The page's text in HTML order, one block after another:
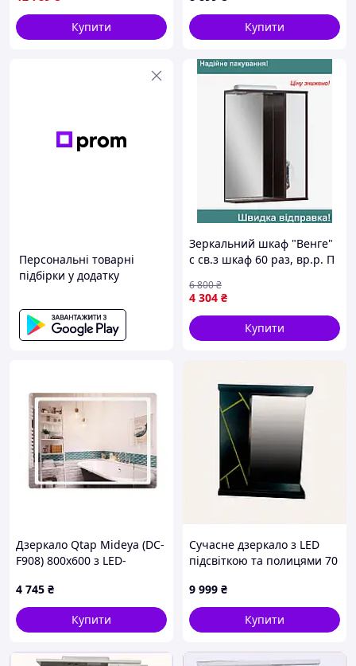
дзеркальна поверхня
Купити
Купити
Персональні товарні
підбірки у додатку
Зеркальний шкаф "Венге"
с св.з шкаф 60 раз, вр.р. П
4 304 ₴
6 800₴
Купити
Дзеркало Qtap Mideya (DC-
F908) 800х600 з LED-
димером QT2078F908W
4 745 ₴
Купити
Сучасне дзеркало з LED
підсвіткою та полицями 70
9 999 ₴
Купити